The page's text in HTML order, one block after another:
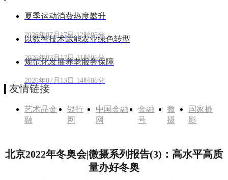
夏季运动消费热度攀升
2026年07月17日 12时05分
以数智技术赋能农业绿色转型
2026年07月17日 11时06分
规范化发展养老服务保障
2026年07月13日 14时08分
友情链接
艺术品金
融
银行
网
中国金融
网
金融
号
微
摄
国家摄
影
北京2022年冬奥会|微摄系列报告(3)：高水平高质
量办好冬奥